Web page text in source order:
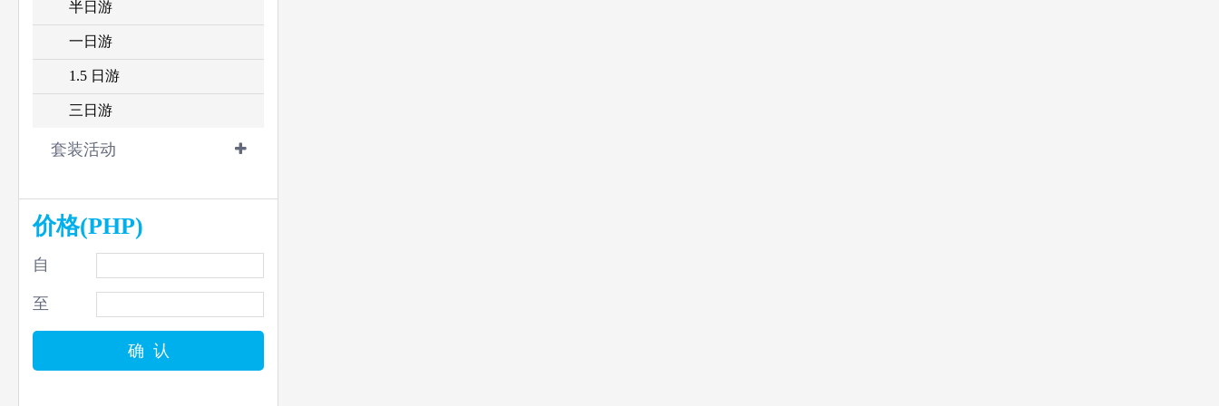
半日游
一日游
1.5 日游
三日游
套装活动
价格(PHP)
自
至